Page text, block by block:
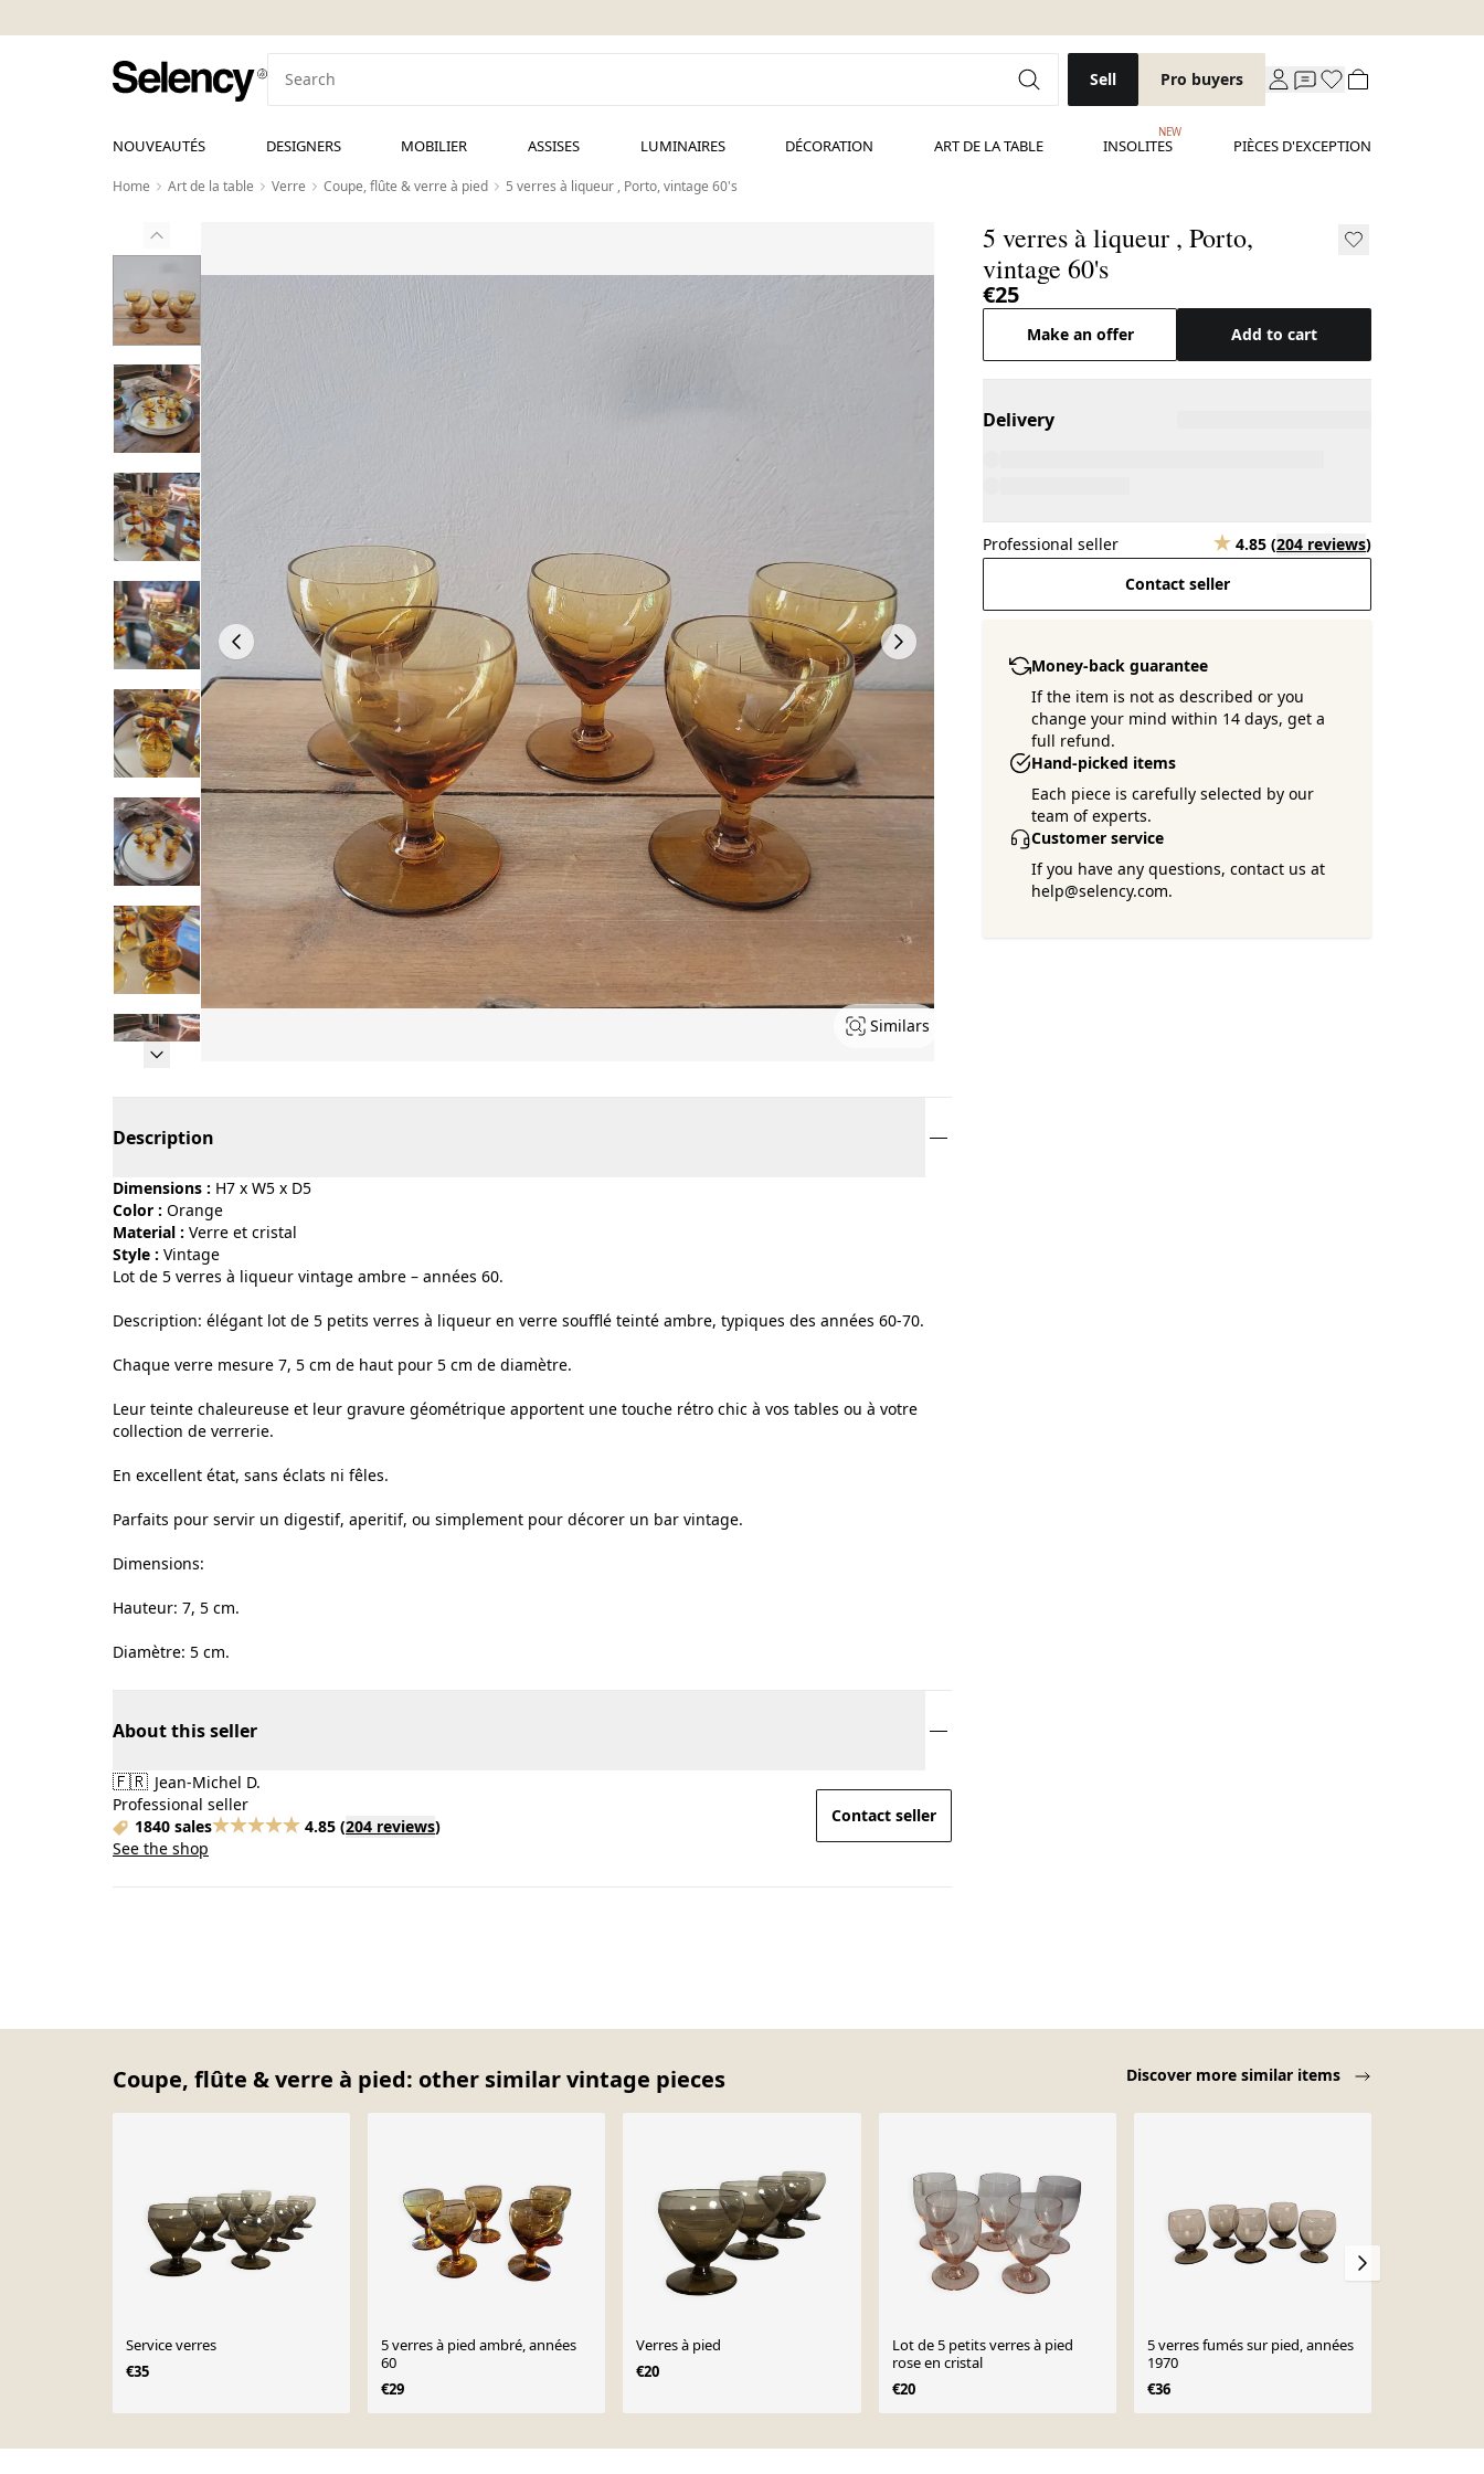
Sell Pro buyers
NOUVEAUTÉS DESIGNERS MOBILIER ASSISES LUMINAIRES DÉCORATION ART DE LA TABLE INSOLITES
NEW
PIÈCES D'EXCEPTION
Home Art de la table Verre Coupe, flûte & verre à pied 5 verres à liqueur , Porto, vintage 60's
Similars
5 verres à liqueur , Porto,
vintage 60's
€25
Make an offer Add to cart
Delivery
Professional seller 4.85 (204 reviews)
Contact seller
Money-back guarantee
If the item is not as described or you
change your mind within 14 days, get a
full refund.
Hand-picked items
Each piece is carefully selected by our
team of experts.
Customer service
If you have any questions, contact us at
help@selency.com.
Description
Dimensions : H7 x W5 x D5
Color :
orange
Material :
verre et cristal
Style :
vintage
Lot de 5 verres à liqueur vintage ambre – années 60.
Description: élégant lot de 5 petits verres à liqueur en verre soufflé teinté ambre, typiques des années 60-70.
Chaque verre mesure 7, 5 cm de haut pour 5 cm de diamètre.
Leur teinte chaleureuse et leur gravure géométrique apportent une touche rétro chic à vos tables ou à votre
collection de verrerie.
En excellent état, sans éclats ni fêles.
Parfaits pour servir un digestif, aperitif, ou simplement pour décorer un bar vintage.
Dimensions:
Hauteur: 7, 5 cm.
Diamètre: 5 cm.
About this seller
🇫🇷 Jean-Michel D.
Professional seller
1840 sales
4.85 (204 reviews)
See the shop
Contact seller
Coupe, flûte & verre à pied: other similar vintage pieces Discover more similar items
Service verres
€35
5 verres à pied ambré, années
60
€29
Verres à pied
€20
Lot de 5 petits verres à pied
rose en cristal
€20
5 verres fumés sur pied, années
1970
€36